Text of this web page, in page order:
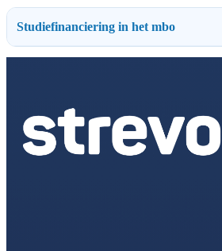
Studiefinanciering in het mbo